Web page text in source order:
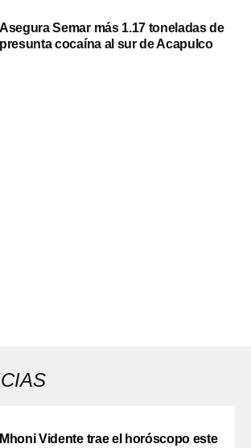
Asegura Semar más 1.17 toneladas de
presunta cocaína al sur de Acapulco
Mhoni Vidente trae el horóscopo este